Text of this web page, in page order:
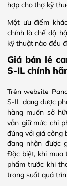
hợp cho thợ kỹ
Một ưu điểm
chính là chế độ
kỹ thuật nào đều
Giá bán lẻ
S-IL chính
Trên website
S-IL đang được
hàng muốn sở
vẫn giữ mức chi
đúng với giá công
đang nhận được
Đặc biệt, khi mua
phẩm trước khi
trong suốt quá